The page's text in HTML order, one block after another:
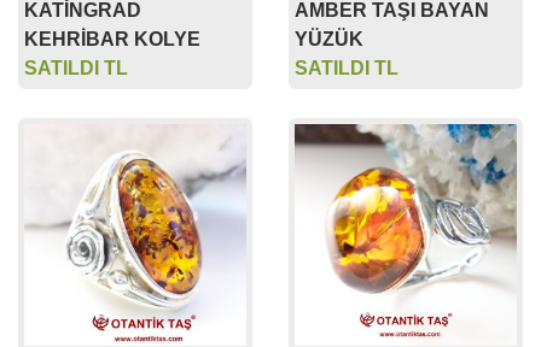
KATİNGRAD
KEHRİBAR KOLYE
SATILDI TL
AMBER TAŞI BAYAN
YÜZÜK
SATILDI TL